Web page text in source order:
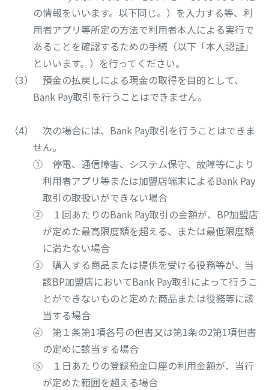
の情報をいいます。以下同じ。）を入力する等、利
用者アプリ等所定の方法で利用者本人による実行で
あることを確認するための手続（以下「本人認証」
といいます。）を行ってください。
預金の払戻しによる現金の取得を目的として、
Bank Pay取引を行うことはできません。
次の場合には、Bank Pay取引を行うことはできま
せん。
① 停電、通信障害、システム保守、故障等により
利用者アプリ等または加盟店端末によるBank Pay
取引の取扱いができない場合
② １回あたりのBank Pay取引の金額が、BP加盟店
が定めた最高限度額を超える、または最低限度額
に満たない場合
③ 購入する商品または提供を受ける役務等が、当
該BP加盟店においてBank Pay取引によって行うこ
とができないものと定めた商品または役務等に該
当する場合
④ 第１条第1項各号の但書又は第1条の2第1項但書
の定めに該当する場合
⑤ １日あたりの登録預金口座の利用金額が、当行
が定めた範囲を超える場合